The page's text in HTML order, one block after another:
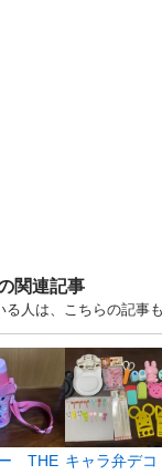
関連記事
人は、こちらの記事も
THE キャラ弁デコ